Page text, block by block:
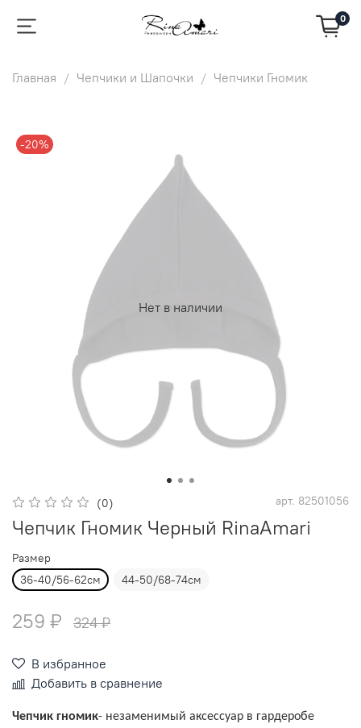
0
Главная Чепчики и Шапочки Чепчики Гномик
Нет в наличии
-20%
(0) арт. 82501056
Чепчик Гномик Черный RinaAmari
Размер
36-40/56-62см
44-50/68-74см
259 ₽ 324 ₽
В избранное
Добавить в сравнение
Чепчик гномик- незаменимый аксессуар в гардеробе